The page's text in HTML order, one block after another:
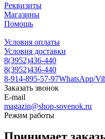
Реквизиты
Магазины
Помощь
Условия оплаты
Условия доставки
8(3952)436-440
8(3952)436-440
8-914-895-57-97WhatsApp/
Заказать звонок
E-mail
magazin@shop-sovenok.ru
Режим работы